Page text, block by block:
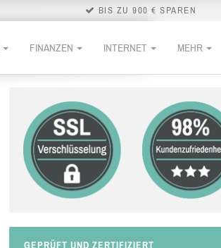
BIS ZU 900 € SPAREN
FINANZEN INTERNET MEHR
GEPRÜFT UND ZERTIFIZIERT